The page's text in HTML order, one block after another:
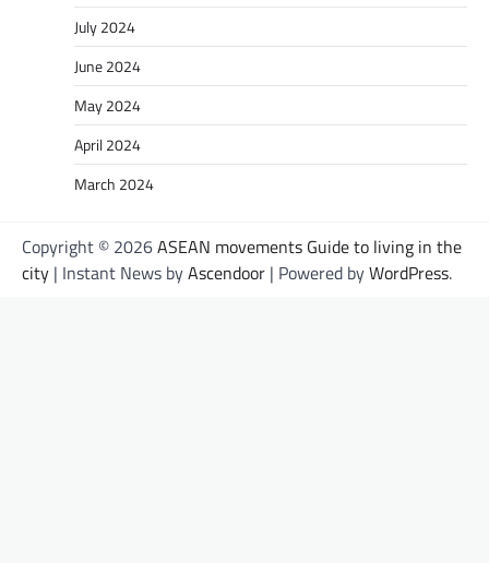
July 2024
June 2024
May 2024
April 2024
March 2024
Copyright © 2026ASEAN movements Guide to living in the
city | Instant News byAscendoor | Powered byWordPress.